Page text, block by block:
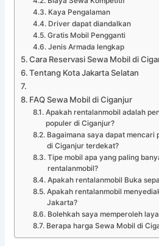
Kaya Pengalaman
Driver dapat diandalkan
Gratis Mobil Pengganti
Jenis Armada lengkap
Cara Reservasi Sewa Mobil di
Tentang Kota Jakarta Selatan
FAQ Sewa Mobil di Ciganjur
Apakah rentalanmobil adalah
populer di Ciganjur?
Bagaimana saya dapat mencari
di Ciganjur terdekat?
Tipe mobil apa yang paling
rentalanmobil?
Apakah rentalanmobil Buka
Apakah rentalanmobil
Jakarta?
Bolehkah saya memperoleh
Berapa harga Sewa Mobil di